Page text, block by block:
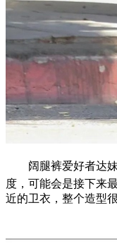
阔腿裤爱好者达妹
度，可能会是接下来
近的卫衣，整个造型